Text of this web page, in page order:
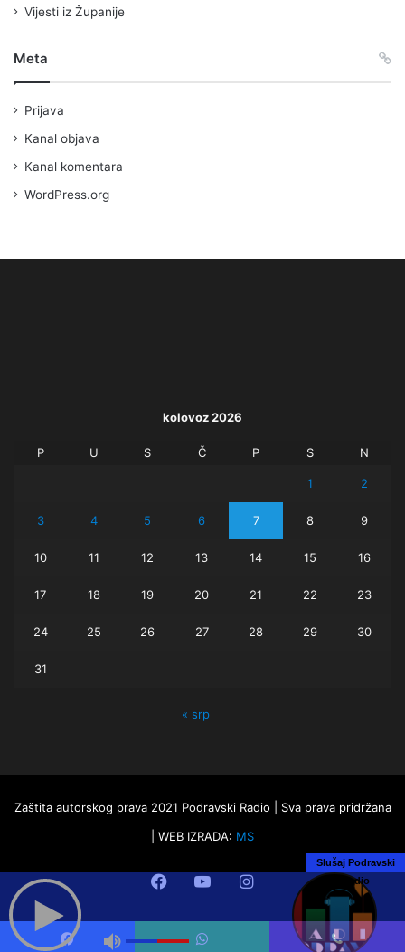
Vijesti iz Županije
Meta
Prijava
Kanal objava
Kanal komentara
WordPress.org
kolovoz 2026
P U S Č P S N
1 2
3 4 5 6 7 8 9
10 11 12 13 14 15 16
17 18 19 20 21 22 23
24 25 26 27 28 29 30
31
« srp
Zaštita autorskog prava 2021 Podravski Radio | Sva prava pridržana
| WEB IZRADA: MS
Facebook
YouTubeInstagram
Slušaj Podravski
Radio